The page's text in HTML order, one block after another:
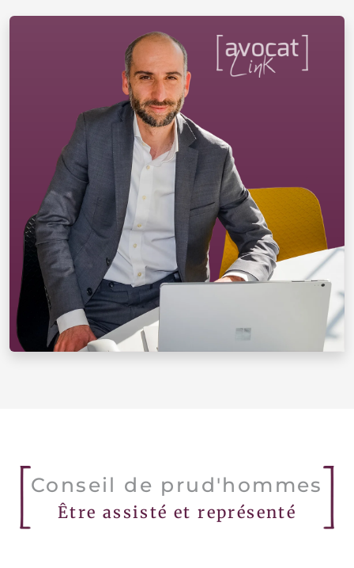
Conseil de prud'hommes
Être assisté et représenté